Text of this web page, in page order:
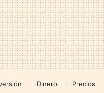
Dinero Precios